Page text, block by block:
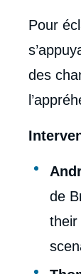
Pour
des
de
their